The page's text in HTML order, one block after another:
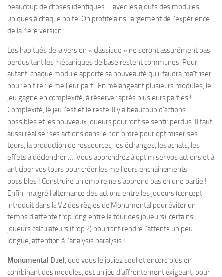
beaucoup de choses identiques … avec les ajouts des modules
uniques à chaque boite. On profite ainsi largement de l’expérience
de la 1ere version.
Les habitués de la version « classique » ne seront assurément pas
perdus tant les mécaniques de base restent communes. Pour
autant, chaque module apporte sa nouveauté qu’il faudra maîtriser
pour en tirer le meilleur parti. En mélangeant plusieurs modules, le
jeu gagne en complexité, à réserver après plusieurs parties !
Complexité, le jeu l’est et le reste. Il y a beaucoup d’actions
possibles et les nouveaux joueurs pourront se sentir perdus. Il faut
aussi réaliser ses actions dans le bon ordre pour optimiser ses
tours, la production de ressources, les échanges, les achats, les
effets à déclencher …. Vous apprendrez à optimiser vos actions et à
anticiper vos tours pour créer les meilleurs enchaînements
possibles ! Construire un empire ne s’apprend pas en une partie !
Enfin, malgré l’alternance des actions entre les joueurs (concept
introduit dans la V2 des règles de Monumental pour éviter un
temps d’attente trop long entre le tour des joueurs), certains
joueurs calculateurs (trop ?) pourront rendre l’attente un peu
longue, attention à l’analysis paralysis !
Monumental Duel, que vous le jouiez seul et encore plus en
combinant des modules, est un jeu d’affrontement exigeant, pour